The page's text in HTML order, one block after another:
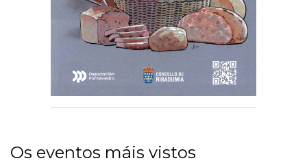
Os eventos máis vistos